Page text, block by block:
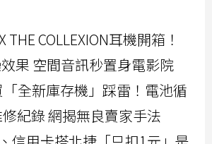
THE COLLEXION耳機開箱！
果 空間音訊秒置身電影院
全新庫存機」踩雷！電池循
紀錄 網揭無良賣家手法